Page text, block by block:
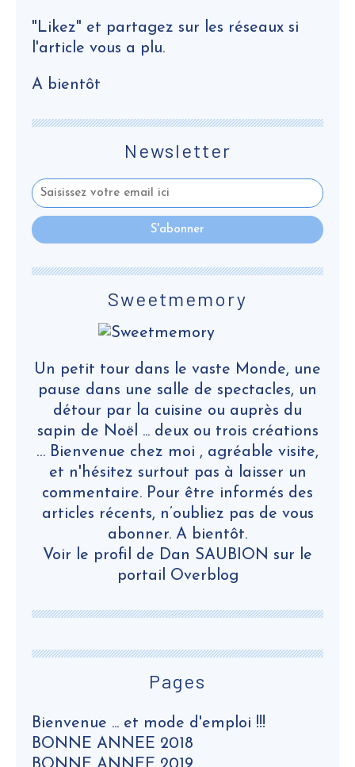
Newsletter
Pages
Bienvenue ... et mode d'emploi !!!
BONNE ANNEE 2018
Sweetmemory
Un petit tour dans le vaste Monde, une
pause dans une salle de spectacles, un
détour par la cuisine ou auprès du
sapin de Noël ... deux ou trois créations
… Bienvenue chez moi , agréable visite,
et n'hésitez surtout pas à laisser un
commentaire. Pour être informés des
articles récents, n’oubliez pas de vous
abonner. A bientôt.
Voir le profil de Dan SAUBION sur le
portail Overblog
"Likez" et partagez sur les réseaux si
l'article vous a plu.
A bientôt